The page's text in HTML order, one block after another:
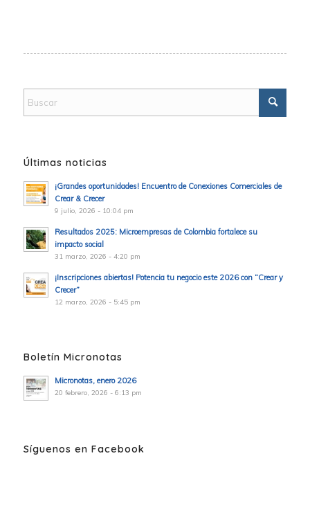
Últimas noticias
¡Grandes oportunidades! Encuentro de Conexiones Comerciales de
Crear & Crecer
9 julio, 2026 - 10:04 pm
Resultados 2025: Microempresas de Colombia fortalece su
impacto social
31 marzo, 2026 - 4:20 pm
¡Inscripciones abiertas! Potencia tu negocio este 2026 con “Crear y
Crecer”
12 marzo, 2026 - 5:45 pm
Boletín Micronotas
Micronotas, enero 2026
20 febrero, 2026 - 6:13 pm
Síguenos en Facebook